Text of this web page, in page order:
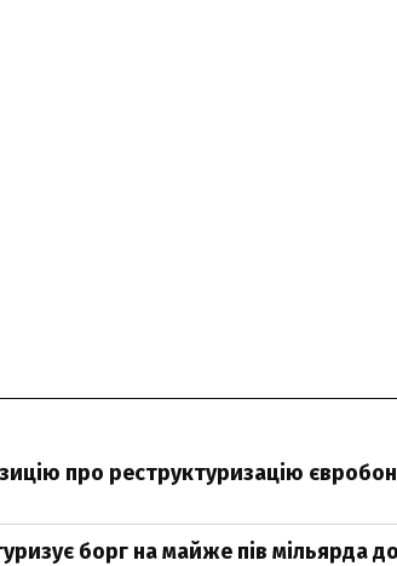
про реструктуризацію
борг на майже пів мільярда